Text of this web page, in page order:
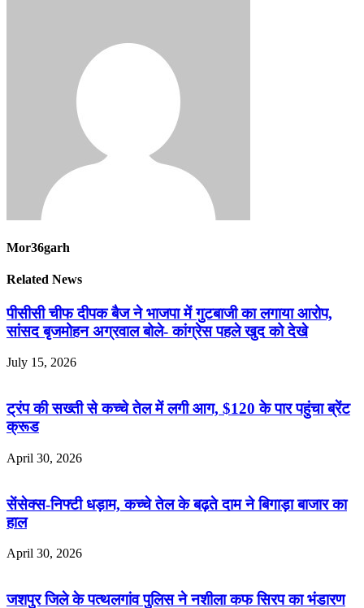
Mor36garh
Related News
पीसीसी चीफ दीपक बैज ने भाजपा में गुटबाजी का लगाया आरोप,
सांसद बृजमोहन अग्रवाल बोले- कांग्रेस पहले खुद को देखे
July 15, 2026
ट्रंप की सख्ती से कच्चे तेल में लगी आग, $120 के पार पहुंचा ब्रेंट
क्रूड
April 30, 2026
सेंसेक्स-निफ्टी धड़ाम, कच्चे तेल के बढ़ते दाम ने बिगाड़ा बाजार का
हाल
April 30, 2026
जशपुर जिले के पत्थलगांव पुलिस ने नशीला कफ सिरप का भंडारण